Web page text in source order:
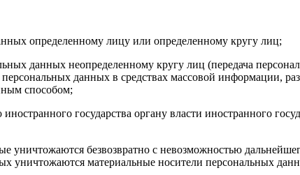
определенному лицу или определенному кругу лиц;
данных неопределенному кругу лиц (передача
данных в средствах массовой информации,
способом;
государства органу власти иностранного
безвозвратно с невозможностью
уничтожаются материальные носители персональных